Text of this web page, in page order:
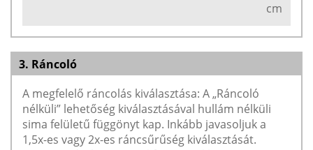
cm
3. Ráncoló
A megfelelő ráncolás kiválasztása: A „Ráncoló
nélküli” lehetőség kiválasztásával hullám nélküli
sima felületű függönyt kap. Inkább javasoljuk a
1,5x-es vagy 2x-es ráncsűrűség kiválasztását.